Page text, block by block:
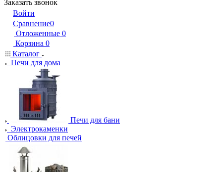
Заказать звонок
Войти
Сравнение0
Отложенные 0
Корзина 0
Каталог
Печи для дома
Печи для бани
Электрокаменки
Облицовки для печей